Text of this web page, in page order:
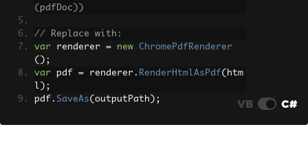
(pdfDoc))
// Replace with:
var renderer = new
ChromePdfRenderer
();
var pdf = renderer . RenderHtmlAsPdf( htm
l );
pdf . SaveAs( outputPath ); VB C#